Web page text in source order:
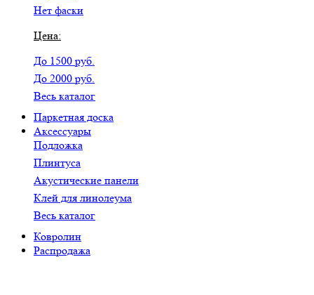
Нет фаски
Цена:
До 1500 руб.
До 2000 руб.
Весь каталог
Паркетная доска
Аксессуары
Подложка
Плинтуса
Акустические панели
Клей для линолеума
Весь каталог
Ковролин
Распродажа